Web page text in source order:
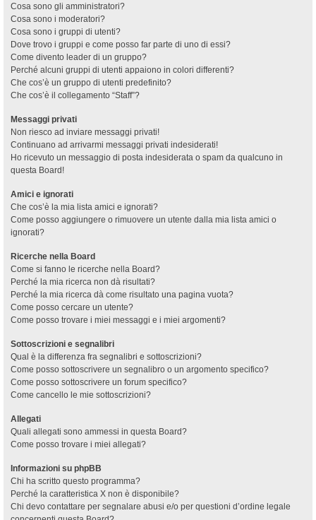
Cosa sono gli amministratori?
Cosa sono i moderatori?
Cosa sono i gruppi di utenti?
Dove trovo i gruppi e come posso far parte di uno di essi?
Come divento leader di un gruppo?
Perché alcuni gruppi di utenti appaiono in colori differenti?
Che cos’è un gruppo di utenti predefinito?
Che cos’è il collegamento “Staff”?
Messaggi privati
Non riesco ad inviare messaggi privati!
Continuano ad arrivarmi messaggi privati indesiderati!
Ho ricevuto un messaggio di posta indesiderata o spam da qualcuno in
questa Board!
Amici e ignorati
Che cos’è la mia lista amici e ignorati?
Come posso aggiungere o rimuovere un utente dalla mia lista amici o
ignorati?
Ricerche nella Board
Come si fanno le ricerche nella Board?
Perché la mia ricerca non dà risultati?
Perché la mia ricerca dà come risultato una pagina vuota?
Come posso cercare un utente?
Come posso trovare i miei messaggi e i miei argomenti?
Sottoscrizioni e segnalibri
Qual è la differenza fra segnalibri e sottoscrizioni?
Come posso sottoscrivere un segnalibro o un argomento specifico?
Come posso sottoscrivere un forum specifico?
Come cancello le mie sottoscrizioni?
Allegati
Quali allegati sono ammessi in questa Board?
Come posso trovare i miei allegati?
Informazioni su phpBB
Chi ha scritto questo programma?
Perché la caratteristica X non è disponibile?
Chi devo contattare per segnalare abusi e/o per questioni d’ordine legale